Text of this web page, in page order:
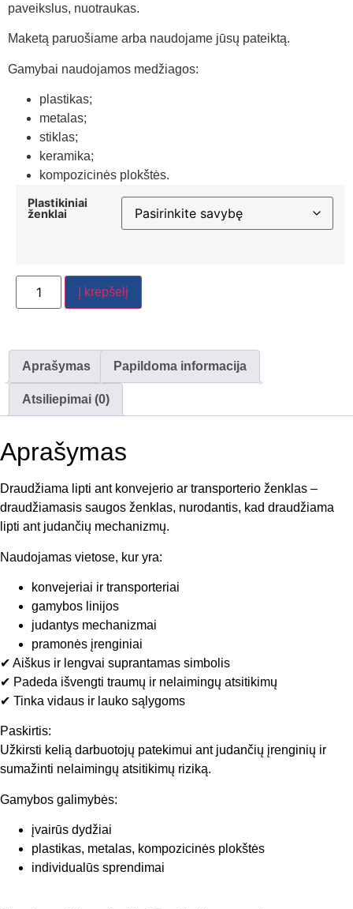
paveikslus, nuotraukas.
Maketą paruošiame arba naudojame jūsų pateiktą.
Gamybai naudojamos medžiagos:
plastikas;
metalas;
stiklas;
keramika;
kompozicinės plokštės.
Plastikiniai
ženklai
Į krepšelį
Aprašymas Papildoma informacija
Atsiliepimai (0)
Aprašymas
Draudžiama lipti ant konvejerio ar transporterio ženklas –
draudžiamasis saugos ženklas, nurodantis, kad draudžiama
lipti ant judančių mechanizmų.
Naudojamas vietose, kur yra:
konvejeriai ir transporteriai
gamybos linijos
judantys mechanizmai
pramonės įrenginiai
✔ Aiškus ir lengvai suprantamas simbolis
✔ Padeda išvengti traumų ir nelaimingų atsitikimų
✔ Tinka vidaus ir lauko sąlygoms
Paskirtis:
Užkirsti kelią darbuotojų patekimui ant judančių įrenginių ir
sumažinti nelaimingų atsitikimų riziką.
Gamybos galimybės:
įvairūs dydžiai
plastikas, metalas, kompozicinės plokštės
individualūs sprendimai